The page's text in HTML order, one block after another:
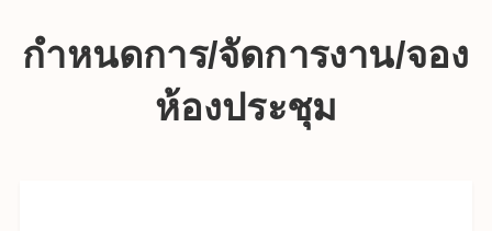
กำหนดการ/จัดการงาน/จอง
ห้องประชุม